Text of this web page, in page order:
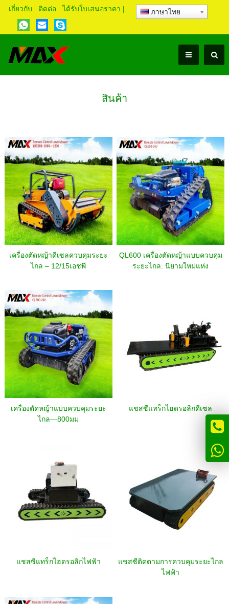
เกี่ยวกับ ติดต่อ ได้รับใบเสนอราคา | ภาษาไทย
สินค้า
เครื่องตัดหญ้าดีเซลควบคุมระยะ
ไกล – 12/15เอชพี
QL600 เครื่องตัดหญ้าแบบควบคุม
ระยะไกล: นิยามใหม่แห่ง
เครื่องตัดหญ้าแบบควบคุมระยะ
ไกล—800มม
แชสซีแทร็กไฮดรอลิกดีเซล
แชสซีแทร็กไฮดรอลิกไฟฟ้า
แชสซีติดตามการควบคุมระยะไกล
ไฟฟ้า